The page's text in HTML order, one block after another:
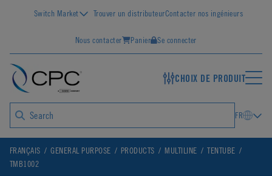
Switch Market Trouver un distributeurContacter nos ingénieurs
Nous contacter Panier Se connecter
CHOIX DE PRODUIT
FR
FRANÇAIS GENERAL PURPOSE PRODUCTS MULTILINE
TENTUBE
TMB1002